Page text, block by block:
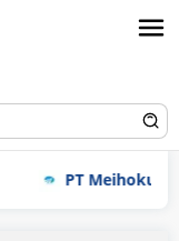
PT Meihoku